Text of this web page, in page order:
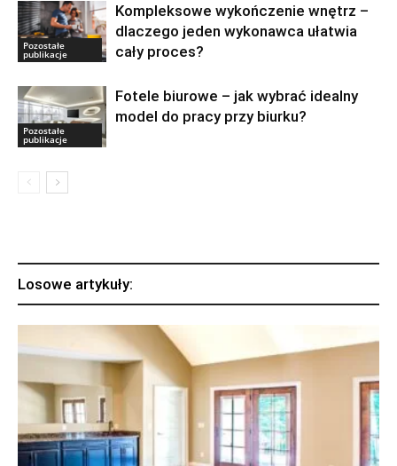
Pozostałe
publikacje
Kompleksowe wykończenie wnętrz –
dlaczego jeden wykonawca ułatwia
cały proces?
Pozostałe
publikacje
Fotele biurowe – jak wybrać idealny
model do pracy przy biurku?
Losowe artykuły: